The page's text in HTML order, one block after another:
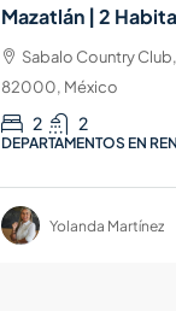
Mazatlán | 2
Sabalo Country
82000, México
2 2
DEPARTAMENTOS EN
Yolanda Martínez